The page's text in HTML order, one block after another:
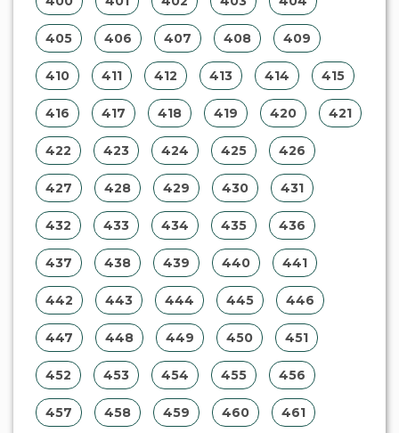
452 453 454 455 456
457 458 459 460 461
462 463 464 465 466
467 468 469 470 471
472 473 474 475 476
477 478 479 480 481
482 483 484 485 486
487 488 489 490 491
492 493 494 495 496
497 498 499 500 501
502 503 504 505 506